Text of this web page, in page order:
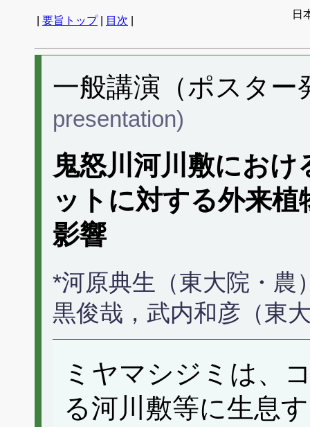
要旨トップ| 目次
日
一般講演（ポスタ
presentation)
鬼怒川河川敷にお
ットに対する外来
影響
*河原典生（東大院・農
黒俊哉，武内和彦（東
ミヤマシジミは、
る河川敷等に生息